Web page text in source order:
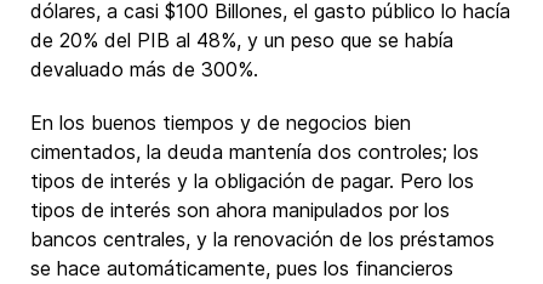
dólares, a casi $100 Billones, el gasto público lo hacía
de 20% del PIB al 48%, y un peso que se había
devaluado más de 300%.
En los buenos tiempos y de negocios bien
cimentados, la deuda mantenía dos controles; los
tipos de interés y la obligación de pagar. Pero los
tipos de interés son ahora manipulados por los
bancos centrales, y la renovación de los préstamos
se hace automáticamente, pues los financieros